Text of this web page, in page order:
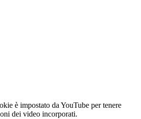
è impostato da YouTube per tenere
dei video incorporati.